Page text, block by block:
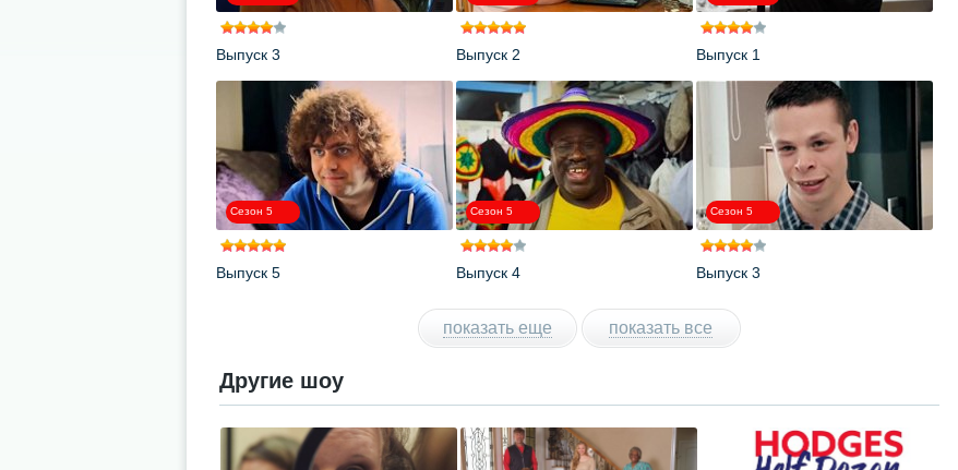
Выпуск 3 Выпуск 2 Выпуск 1
Сезон 5
Выпуск 5
Сезон 5
Выпуск 4
Сезон 5
Выпуск 3
показать еще показать все
Другие шоу